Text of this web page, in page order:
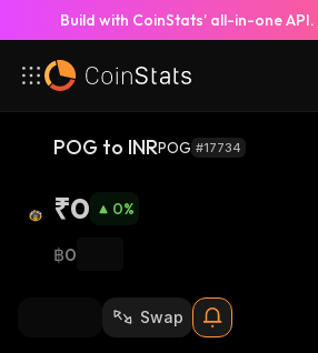
Build with CoinStats’ all-in-one API.
POG to INRPOG #17734
₹0 0%
฿0
Swap